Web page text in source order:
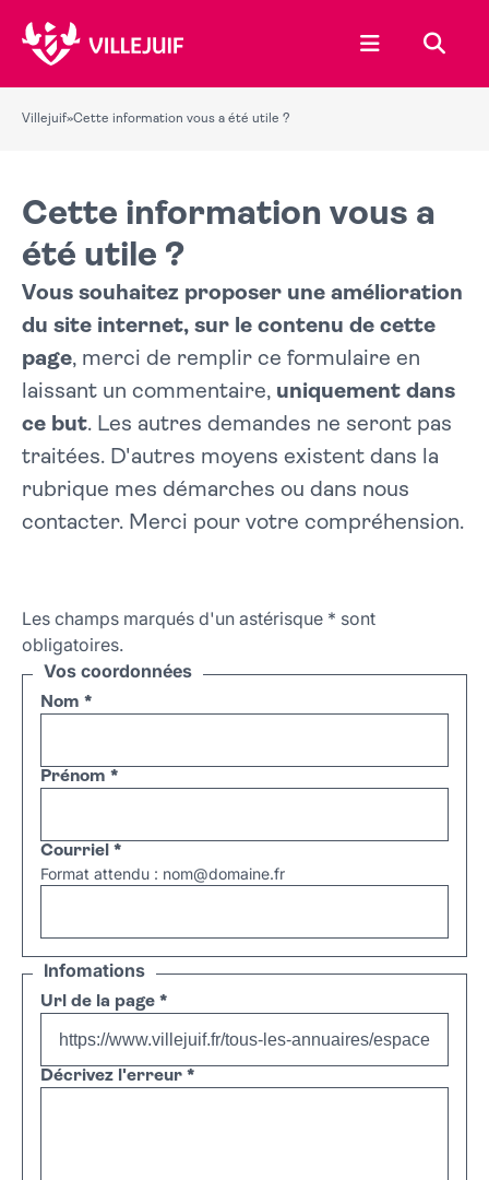
Ouvrir le
Villejuif»Cette information vous a été utile ?
Cette information vous a
été utile ?
Vous souhaitez proposer une amélioration
du site internet, sur le contenu de cette
page, merci de remplir ce formulaire en
laissant un commentaire, uniquement dans
ce but. Les autres demandes ne seront pas
traitées. D'autres moyens existent dans la
rubrique mes démarches ou dans nous
contacter. Merci pour votre compréhension.
Les champs marqués d'un astérisque * sont
obligatoires.
Vos coordonnées
Nom *
Prénom *
Courriel *
Format attendu : nom@domaine.fr
Infomations
Url de la page *
Décrivez l'erreur *